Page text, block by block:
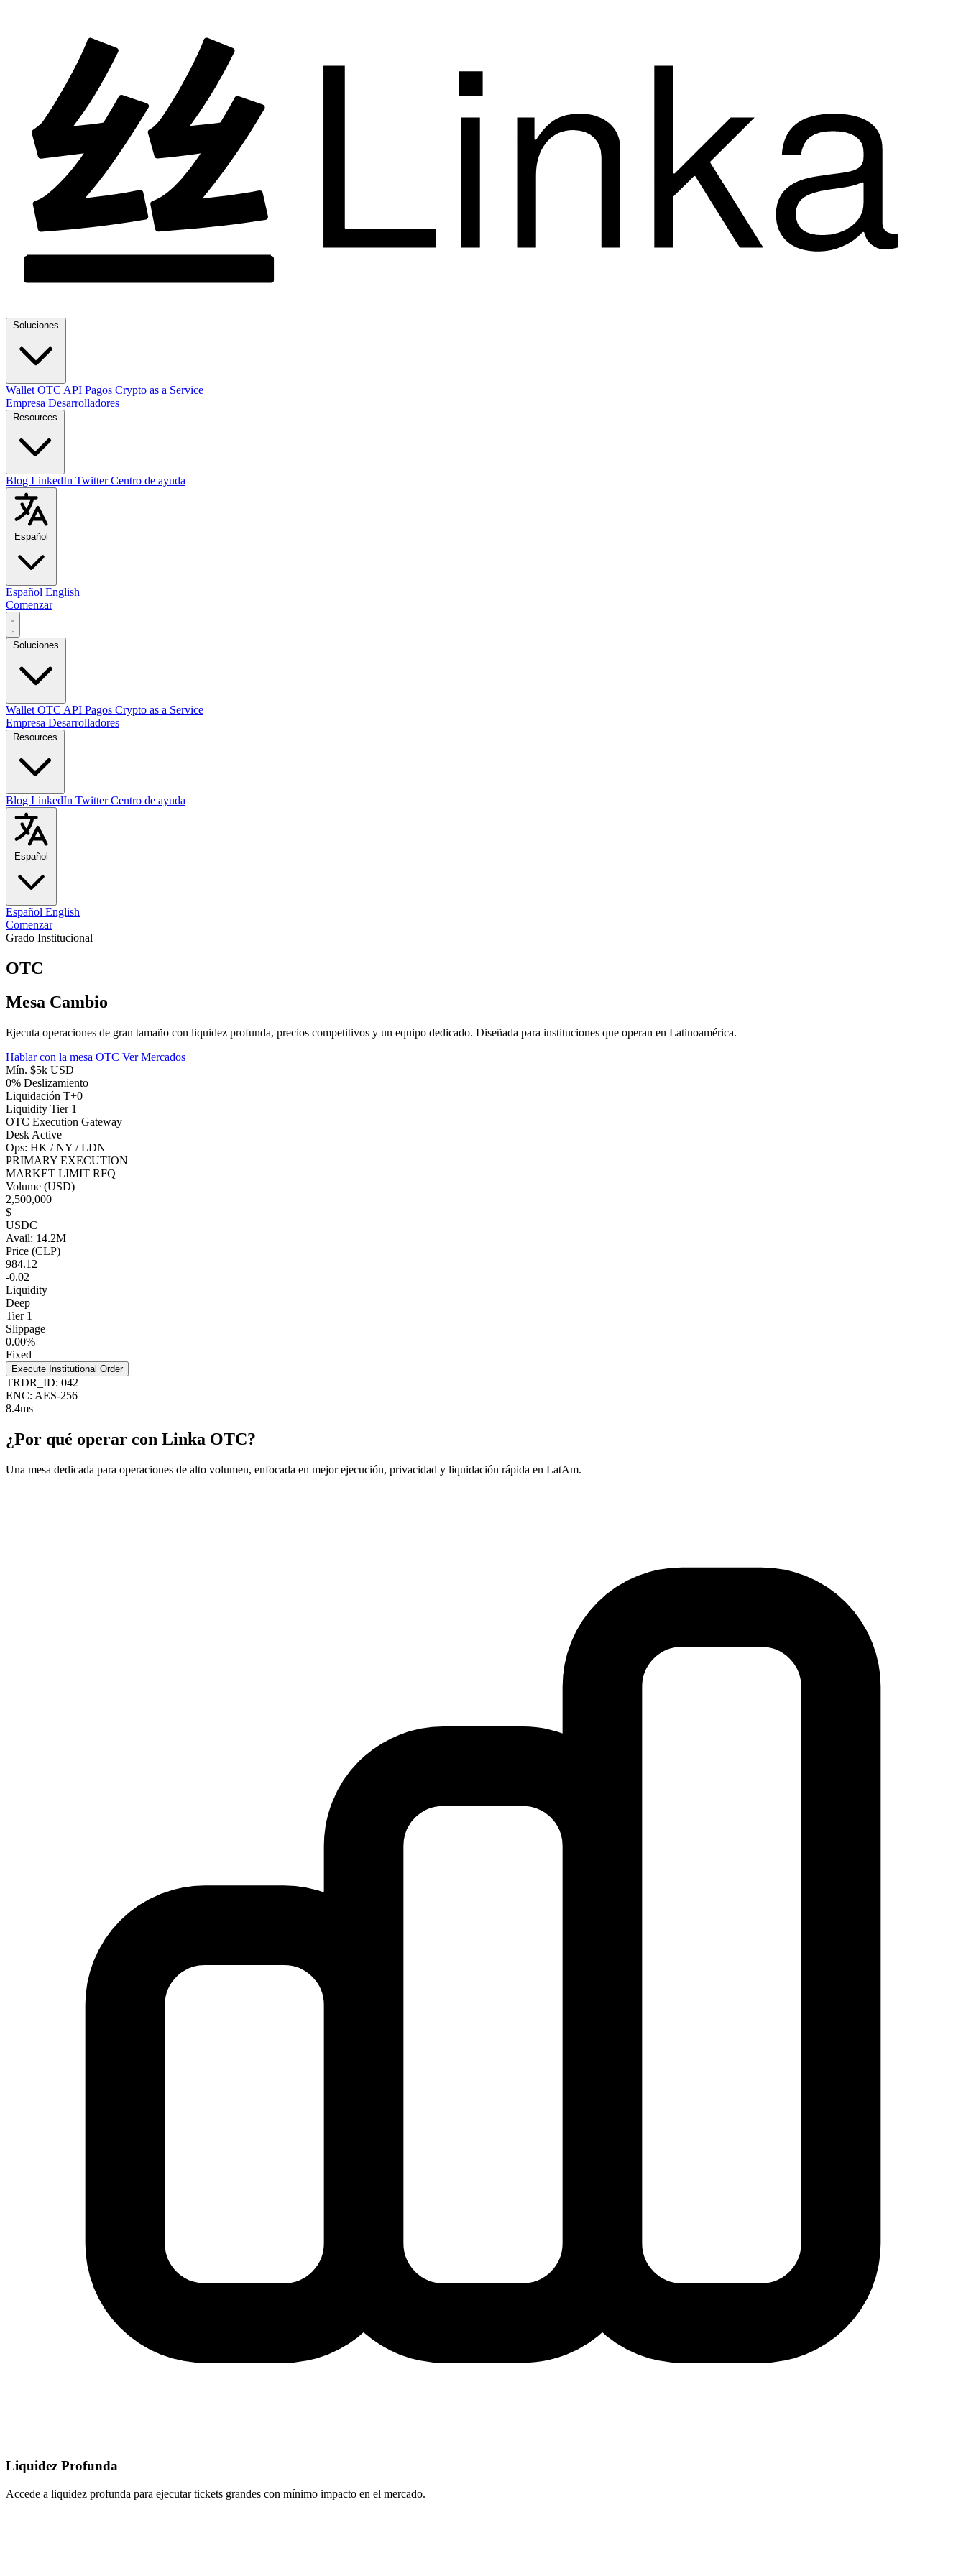
Wallet OTC API Pagos Crypto as a Service
Empresa Desarrolladores
Blog LinkedIn TwitterCentro de ayuda
Español
Español English
Comenzar
Wallet OTC API Pagos Crypto as a Service
Empresa Desarrolladores
Blog LinkedIn TwitterCentro de ayuda
Español
Español English
Comenzar
Grado Institucional
OTC
Mesa Cambio
Ejecuta operaciones de gran tamaño con liquidez profunda, precios competitivos y un equipo dedicado. Diseñada para instituciones que operan en Latinoamérica.
Hablar con la mesa OTC Ver Mercados
Mín. $5k USD
0% Deslizamiento
Liquidación T+0
Liquidity Tier 1
OTC Execution Gateway
Desk Active
Ops: HK / NY / LDN
PRIMARY EXECUTION
MARKET LIMIT RFQ
Volume (USD)
2,500,000
$
USDC
Avail: 14.2M
Price (CLP)
984.12
-0.02
Liquidity
Deep
Tier 1
Slippage
0.00%
Fixed
Execute Institutional Order
TRDR_ID: 042
ENC: AES-256
8.4ms
¿Por qué operar con Linka OTC?
Una mesa dedicada para operaciones de alto volumen, enfocada en mejor ejecución, privacidad y liquidación rápida en LatAm.
Liquidez Profunda
Accede a liquidez profunda para ejecutar tickets grandes con mínimo impacto en el mercado.